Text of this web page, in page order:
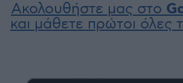
Ακολουθήστε μας στο
και μάθετε πρώτοι όλες